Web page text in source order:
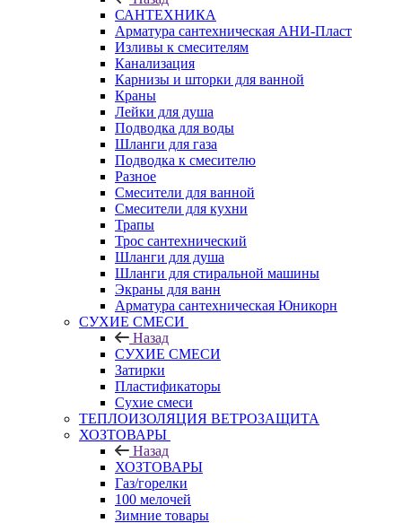
САНТЕХНИКА
Арматура сантехническая АНИ-Пласт
Изливы к смесителям
Канализация
Карнизы и шторки для ванной
Краны
Лейки для душа
Подводка для воды
Шланги для газа
Подводка к смесителю
Разное
Смесители для ванной
Смесители для кухни
Трапы
Трос сантехнический
Шланги для душа
Шланги для стиральной машины
Экраны для ванн
Арматура сантехническая Юникорн
СУХИЕ СМЕСИ
Назад
СУХИЕ СМЕСИ
Затирки
Пластификаторы
Сухие смеси
ТЕПЛОИЗОЛЯЦИЯ ВЕТРОЗАЩИТА
ХОЗТОВАРЫ
Назад
ХОЗТОВАРЫ
Газ/горелки
100 мелочей
Зимние товары